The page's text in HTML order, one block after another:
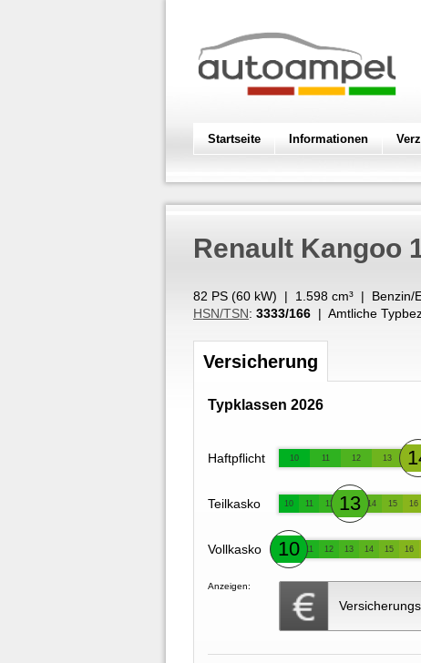
Startseite Informationen
Renault Kangoo
82 PS (60 kW) | 1.598 cm³ | Benzin/
HSN/TSN: 3333/166 | Amtliche
Versicherung
Typklassen 2026
Haftpflicht 10 11 12 13
Teilkasko 10 11 12 13 14 15 16
Vollkasko 10 11 12 13 14 15 16
Anzeigen: